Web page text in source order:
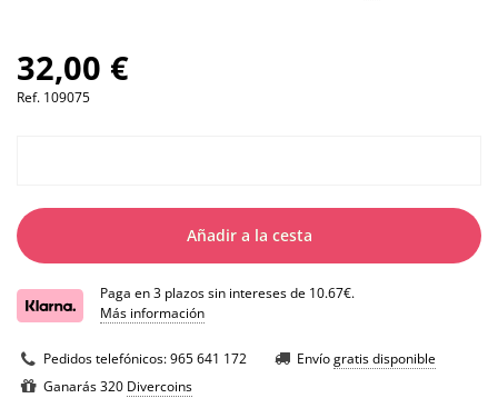
32,00 €
Ref. 109075
Añadir a la cesta
Paga en 3 plazos sin intereses de 10.67€.
Más información
Pedidos telefónicos:965 641 172 Envíogratis disponible
Ganarás 320 Divercoins